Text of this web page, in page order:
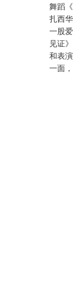
舞蹈
扎西
一股
见证》
和表
一面